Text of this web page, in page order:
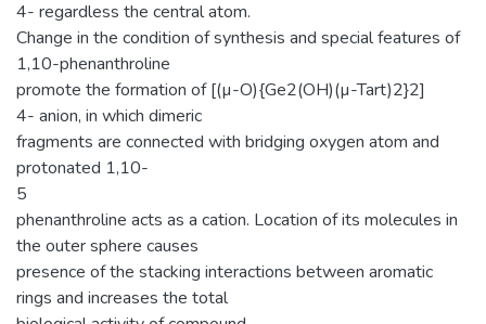
4- regardless the central atom.
Change in the condition of synthesis and special features of
1,10-phenanthroline
promote the formation of [(µ-O){Ge2(OH)(µ-Tart)2}2]
4- anion, in which dimeric
fragments are connected with bridging oxygen atom and
protonated 1,10-
5
phenanthroline acts as a cation. Location of its molecules in
the outer sphere causes
presence of the stacking interactions between aromatic
rings and increases the total